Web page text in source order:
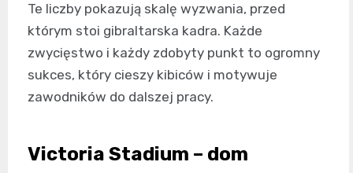
Te liczby pokazują skalę wyzwania, przed
którym stoi gibraltarska kadra. Każde
zwycięstwo i każdy zdobyty punkt to ogromny
sukces, który cieszy kibiców i motywuje
zawodników do dalszej pracy.
Victoria Stadium – dom